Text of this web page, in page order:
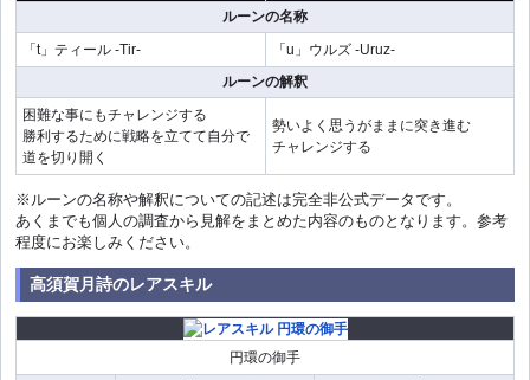
ルーンの名称
「t」ティール -Tir-
「u」ウルズ -Uruz-
ルーンの解釈
困難な事にもチャレンジする
勝利するために戦略を立てて自分で
道を切り開く
勢いよく思うがままに突き進む
チャレンジする
※ルーンの名称や解釈についての記述は完全非公式データです。
あくまでも個人の調査から見解をまとめた内容のものとなります。参考
程度にお楽しみください。
高須賀月詩のレアスキル
円環の御手